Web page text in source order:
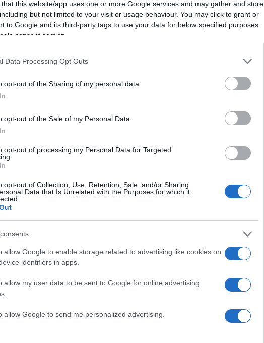
that this website/app uses one or more Google services and may gather and store
but not limited to your visit or usage behaviour. You may click to grant or
to Google and its third-party tags to use your data for below specified purposes
consent section.
Data Processing Opt Outs
opt-out of the Sharing of my personal data.
opt-out of the Sale of my Personal Data.
opt-out of processing my Personal Data for Targeted
opt-out of Collection, Use, Retention, Sale, and/or Sharing
Data that Is Unrelated with the Purposes for which it
allow Google to enable storage related to advertising like cookies on
identifiers in apps.
allow my user data to be sent to Google for online advertising
allow Google to send me personalized advertising.
ΔΙΑΦΗΜΙΣΗ
Σχολίασε εδώ
50 /50